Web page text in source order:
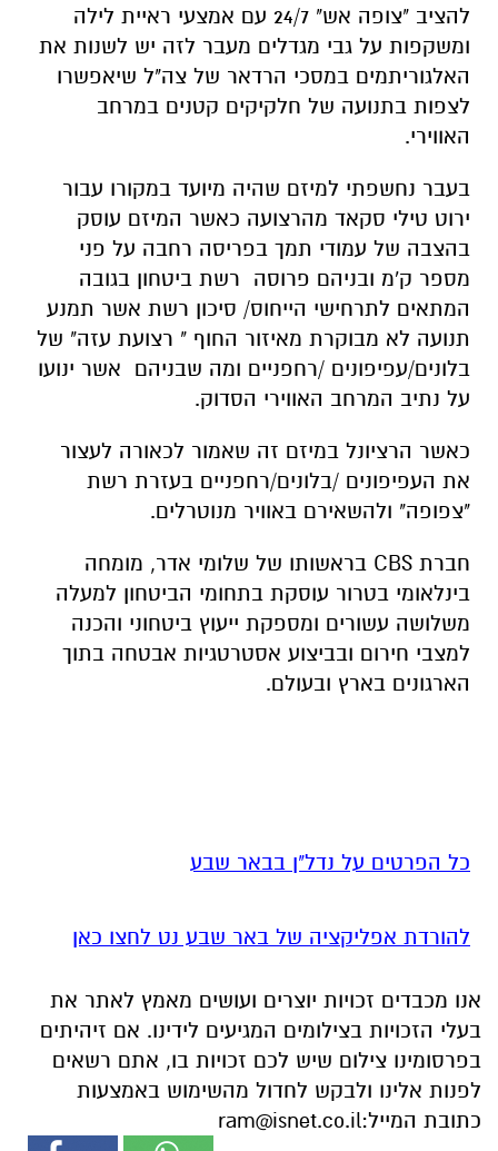
להציב "צופה אש" 24/7 עם אמצעי ראיית לילה
ומשקפות על גבי מגדלים מעבר לזה יש לשנות את
האלגוריתמים במסכי הרדאר של צה"ל שיאפשרו
לצפות בתנועה של חלקיקים קטנים במרחב
האווירי.
בעבר נחשפתי למיזם שהיה מיועד במקורו עבור
ירוט טילי סקאד מהרצועה כאשר המיזם עוסק
בהצבה של עמודי תמך בפריסה רחבה על פני
מספר ק'מ ובניהם פרוסה רשת ביטחון בגובה
המתאים לתרחישי הייחוס/ סיכון רשת אשר תמנע
תנועה לא מבוקרת מאיזור החוף " רצועת עזה" של
בלונים/עפיפונים /רחפניים ומה שבניהם אשר ינועו
על נתיב המרחב האווירי הסדוק.
כאשר הרציונל במיזם זה שאמור לכאורה לעצור
את העפיפונים /בלונים/רחפניים בעזרת רשת
"צפופה" ולהשאירם באוויר מנוטרלים.
חברת CBS בראשותו של שלומי אדר, מומחה
בינלאומי בטרור עוסקת בתחומי הביטחון למעלה
משלושה עשורים ומספקת ייעוץ ביטחוני והכנה
למצבי חירום ובביצוע אסטרטגיות אבטחה בתוך
הארגונים בארץ ובעולם.
כל הפרטים על נדל"ן בבאר שבע
להורדת אפליקציה של באר שבע נט לחצו כאן
אנו מכבדים זכויות יוצרים ועושים מאמץ לאתר את
בעלי הזכויות בצילומים המגיעים לידינו. אם זיהיתים
בפרסומינו צילום שיש לכם זכויות בו, אתם רשאים
לפנות אלינו ולבקש לחדול מהשימוש באמצעות
כתובת המייל:ram@isnet.co.il